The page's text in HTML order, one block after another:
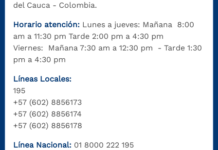
del Cauca - Colombia.
Horario atención: Lunes a jueves: Mañana 8:00
am a 11:30 pm Tarde 2:00 pm a 4:30 pm
Viernes: Mañana 7:30 am a 12:30 pm - Tarde 1:30
pm a 4:30 pm
Líneas Locales:
195
+57 (602) 8856173
+57 (602) 8856174
+57 (602) 8856178
Línea Nacional: 01 8000 222 195